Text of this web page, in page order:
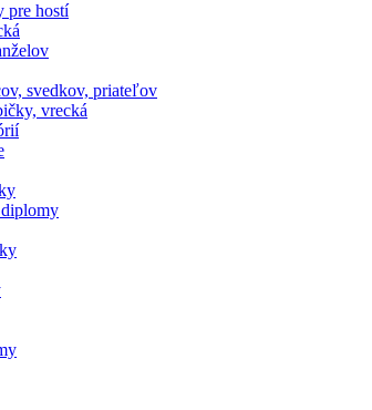
pre hostí
svedkov, priateľov
vrecká